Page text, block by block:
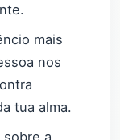
mais
nos
tua alma.